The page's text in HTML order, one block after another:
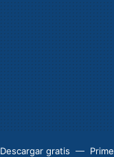
Descargar gratis